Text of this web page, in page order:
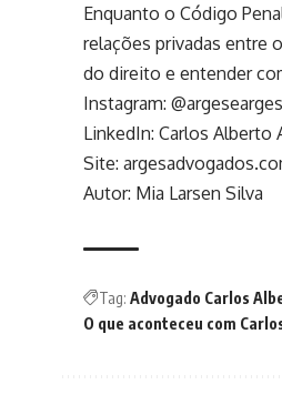
Enquanto o Código
relações privadas entre
do direito e entender
Instagram:@argesearges
LinkedIn:Carlos Alberto
Site:
Autor: Mia Larsen Silva
Tag: Advogado Carlos
O que aconteceu com